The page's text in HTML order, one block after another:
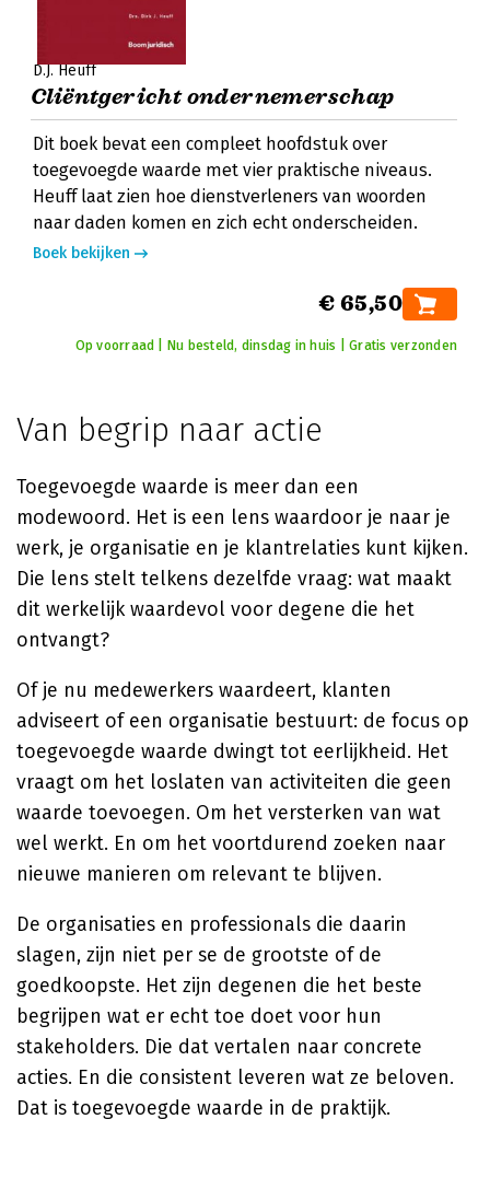
D.J. Heuff
Cliëntgericht ondernemerschap
Dit boek bevat een compleet hoofdstuk over
toegevoegde waarde met vier praktische niveaus.
Heuff laat zien hoe dienstverleners van woorden
naar daden komen en zich echt onderscheiden.
Boek bekijken
€ 65,50
Op voorraad | Nu besteld, dinsdag in huis | Gratis verzonden
Van begrip naar actie
Toegevoegde waarde is meer dan een
modewoord. Het is een lens waardoor je naar je
werk, je organisatie en je klantrelaties kunt kijken.
Die lens stelt telkens dezelfde vraag: wat maakt
dit werkelijk waardevol voor degene die het
ontvangt?
Of je nu medewerkers waardeert, klanten
adviseert of een organisatie bestuurt: de focus op
toegevoegde waarde dwingt tot eerlijkheid. Het
vraagt om het loslaten van activiteiten die geen
waarde toevoegen. Om het versterken van wat
wel werkt. En om het voortdurend zoeken naar
nieuwe manieren om relevant te blijven.
De organisaties en professionals die daarin
slagen, zijn niet per se de grootste of de
goedkoopste. Het zijn degenen die het beste
begrijpen wat er echt toe doet voor hun
stakeholders. Die dat vertalen naar concrete
acties. En die consistent leveren wat ze beloven.
Dat is toegevoegde waarde in de praktijk.